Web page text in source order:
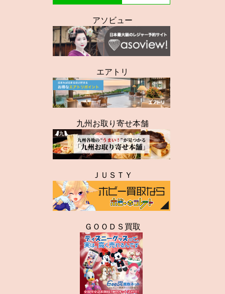
アソビュー
エアトリ
九州お取り寄せ本舗
ＪＵＳＴＹ
ＧＯＯＤＳ買取